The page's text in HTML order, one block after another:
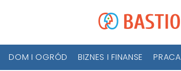
DOM I OGRÓD BIZNES I FINANSE PRACA